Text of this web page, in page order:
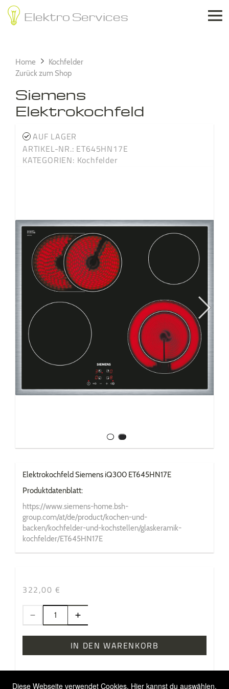
 Elektro Services
Home
Kochfelder
Zurück zum Shop
Siemens
Elektrokochfeld
AUF LAGER
ARTIKEL-NR.: ET645HN17E
KATEGORIEN: Kochfelder
Elektrokochfeld Siemens iQ300 ET645HN17E
Produktdatenblatt:
https://www.siemens-home.bsh-
group.com/at/de/product/kochen-und-
backen/kochfelder-und-kochstellen/glaskeramik-
kochfelder/ET645HN17E
322,00 €
IN DEN WARENKORB
Diese Webseite verwendet Cookies. Hier kannst du auswählen,